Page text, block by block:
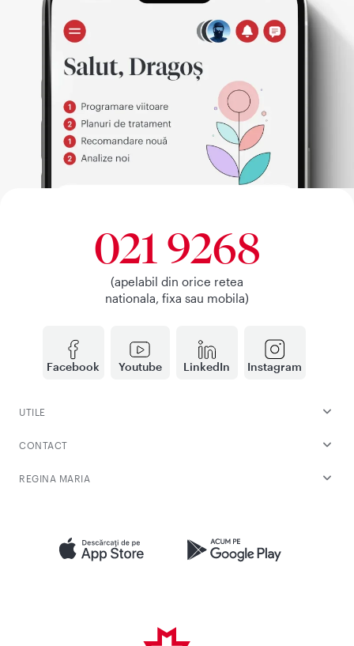
Facebook Youtube LinkedIn Instagram
021 9268
(apelabil din orice retea
nationala, fixa sau mobila)
UTILE
CONTACT
REGINA MARIA